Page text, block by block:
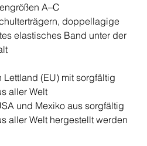
A–C
doppellagige
elastisches Band unter der
(EU) mit sorgfältig
aller Welt
und Mexiko aus sorgfältig
aller Welt hergestellt werden